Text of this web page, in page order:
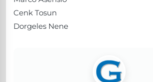
Cenk Tosun
Dorgeles Nene